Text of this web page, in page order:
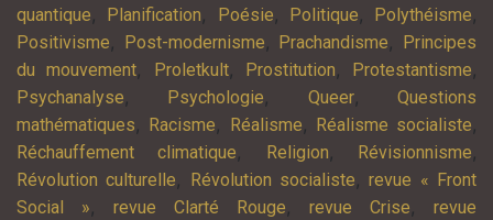
quantique, Planification, Poésie, Politique, Polythéisme,
Positivisme, Post-modernisme, Prachandisme,
Principes
du mouvement, Proletkult, Prostitution, Protestantisme,
Psychanalyse, Psychologie, Queer,Questions
mathématiques, Racisme, Réalisme, Réalisme socialiste,
Réchauffement climatique, Religion, Révisionnisme,
Révolution culturelle, Révolution socialiste,revue « Front
Social », revue Clarté Rouge, revue Crise, revue